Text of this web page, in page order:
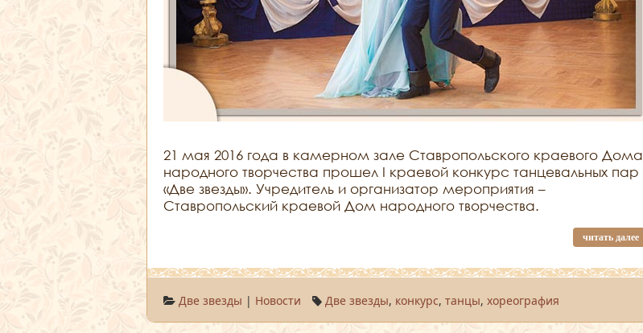
21 мая 2016 года в камерном зале Ставропольского краевого Дома
народного творчества прошел I краевой конкурс танцевальных пар
«Две звезды». Учредитель и организатор мероприятия –
Ставропольский краевой Дом народного творчества.
читать далее
Две звезды | Новости Две звезды, конкурс,танцы,хореография